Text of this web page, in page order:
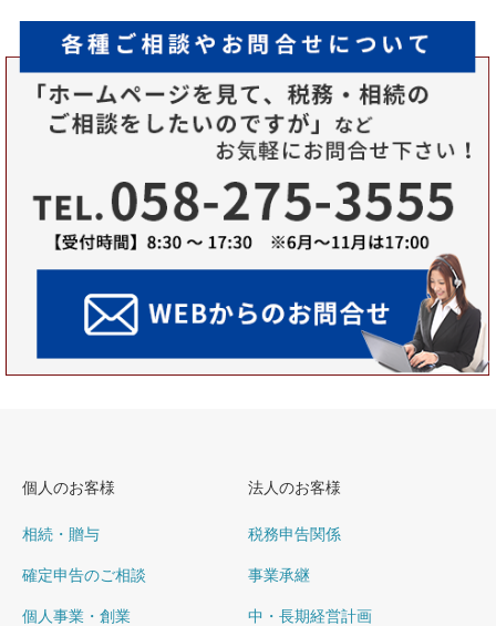
個人のお客様
相続・贈与
確定申告のご相談
個人事業・創業
法人のお客様
税務申告関係
事業承継
中・長期経営計画